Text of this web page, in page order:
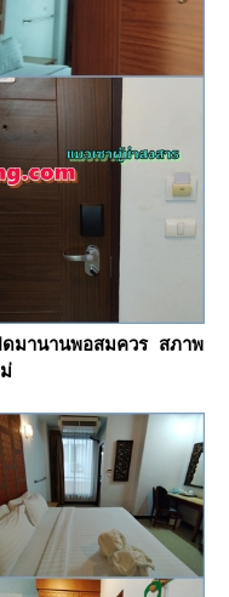
มานานพอสมควร สภาพ